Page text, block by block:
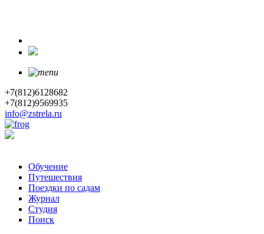
+7(812)6128682
+7(812)9569935
info@zstrela.ru
Обучение
Путешествия
Поездки по садам
Журнал
Студия
Поиск